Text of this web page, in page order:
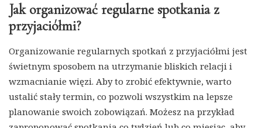
Jak organizować regularne spotkania z
przyjaciółmi?
Organizowanie regularnych spotkań z przyjaciółmi jest
świetnym sposobem na utrzymanie bliskich relacji i
wzmacnianie więzi. Aby to zrobić efektywnie, warto
ustalić stały termin, co pozwoli wszystkim na lepsze
planowanie swoich zobowiązań. Możesz na przykład